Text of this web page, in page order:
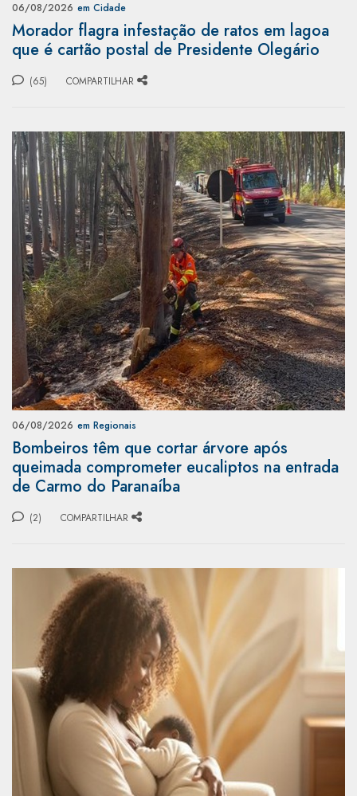
06/08/2026 em Cidade
Morador flagra infestação de ratos em lagoa
que é cartão postal de Presidente Olegário
(65) COMPARTILHAR
06/08/2026 em Regionais
Bombeiros têm que cortar árvore após
queimada comprometer eucaliptos na entrada
de Carmo do Paranaíba
(2) COMPARTILHAR